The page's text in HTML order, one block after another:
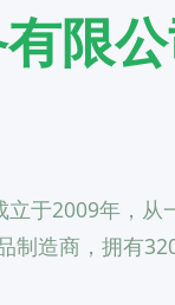
限公
立于2009年，从
制造商，拥有